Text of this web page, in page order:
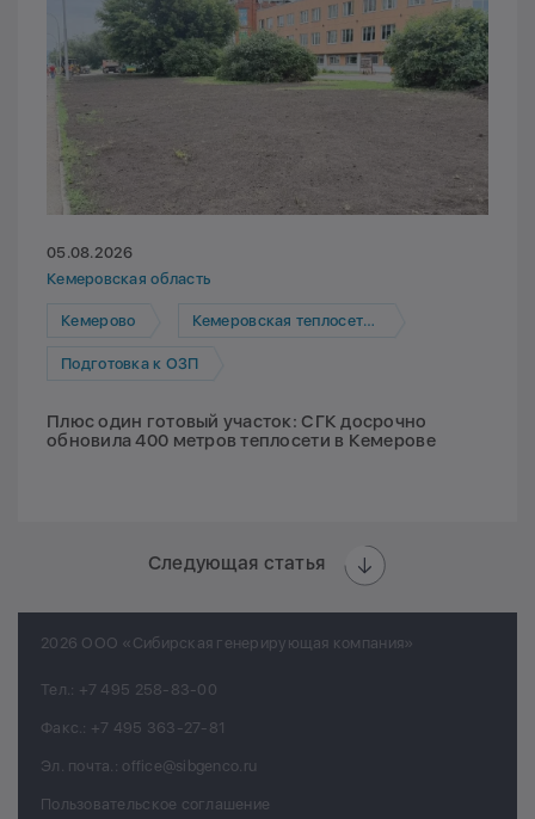
05.08.2026
Кемеровская область
Кемерово Кемеровская теплосетевая компания
Подготовка к ОЗП
Плюс один готовый участок: СГК досрочно
обновила 400 метров теплосети в Кемерове
Следующая статья
2026 ООО «Сибирская генерирующая компания»
Тел.: +7 495 258-83-00
Факс.: +7 495 363-27-81
Эл. почта.: office@sibgenco.ru
Пользовательское соглашение